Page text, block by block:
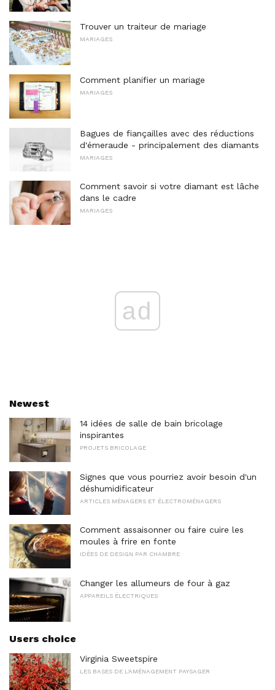
Trouver un traiteur de mariage
MARIAGES
Comment planifier un mariage
MARIAGES
Bagues de fiançailles avec des réductions
d'émeraude - principalement des diamants
MARIAGES
Comment savoir si votre diamant est lâche
dans le cadre
MARIAGES
ad
Newest
14 idées de salle de bain bricolage
inspirantes
PROJETS BRICOLAGE
Signes que vous pourriez avoir besoin d'un
déshumidificateur
ARTICLES MÉNAGERS ET ÉLECTROMÉNAGERS
Comment assaisonner ou faire cuire les
moules à frire en fonte
IDÉES DE DESIGN PAR CHAMBRE
Changer les allumeurs de four à gaz
APPAREILS ÉLECTRIQUES
Users choice
Virginia Sweetspire
LES BASES DE L'AMÉNAGEMENT PAYSAGER